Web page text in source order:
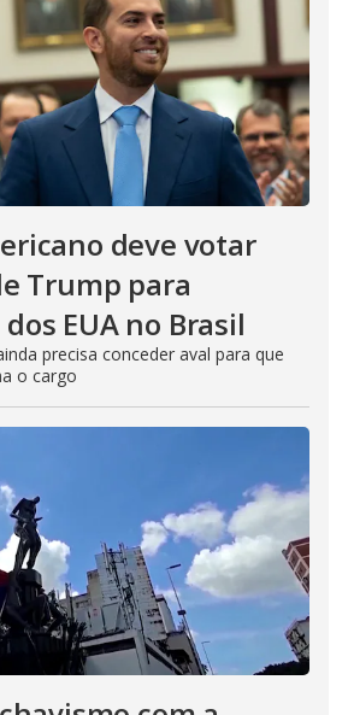
deve votar
Trump para
EUA no Brasil
precisa conceder aval para que
o cargo